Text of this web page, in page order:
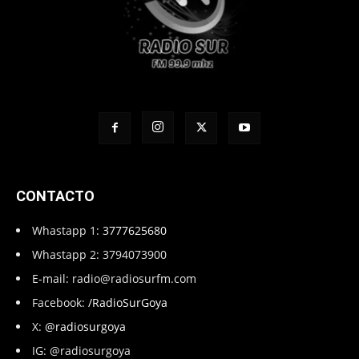
CONTACTO
Whastapp 1: 3777625680
Whastapp 2: 3794073900
E-mail: radio@radiosurfm.com
Facebook: /RadioSurGoya
X: @radiosurgoya
IG: @radiosurgoya